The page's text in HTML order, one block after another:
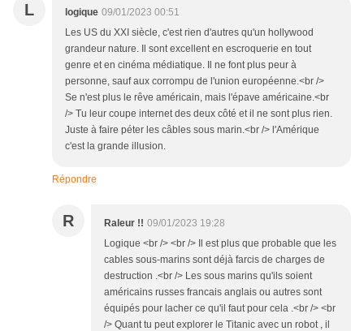
L logique 09/01/2023 00:51
Les US du XXI siècle, c'est rien d'autres qu'un hollywood
grandeur nature. Il sont excellent en escroquerie en tout
genre et en cinéma médiatique. Il ne font plus peur à
personne, sauf aux corrompu de l'union européenne.<br />
Se n'est plus le rêve américain, mais l'épave américaine.<br
/> Tu leur coupe internet des deux côté et il ne sont plus rien.
Juste à faire péter les câbles sous marin.<br /> l'Amérique
c'est la grande illusion.
Répondre
R Raleur !! 09/01/2023 19:28
Logique <br /> <br /> Il est plus que probable que les
cables sous-marins sont déjà farcis de charges de
destruction .<br /> Les sous marins qu'ils soient
américains russes francais anglais ou autres sont
équipés pour lacher ce qu'il faut pour cela .<br /> <br
/> Quant tu peut explorer le Titanic avec un robot , il